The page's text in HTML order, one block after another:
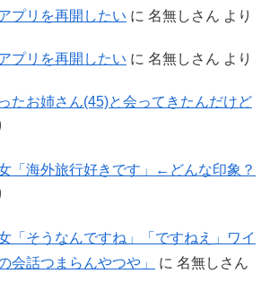
プリを再開したい に 名無しさん より
プリを再開したい に 名無しさん より
たお姉さん(45)と会ってきたんだけど
「海外旅行好きです」←どんな印象？
「そうなんですね」「ですねえ」ワイ
会話つまらんやつや」
に 名無しさん